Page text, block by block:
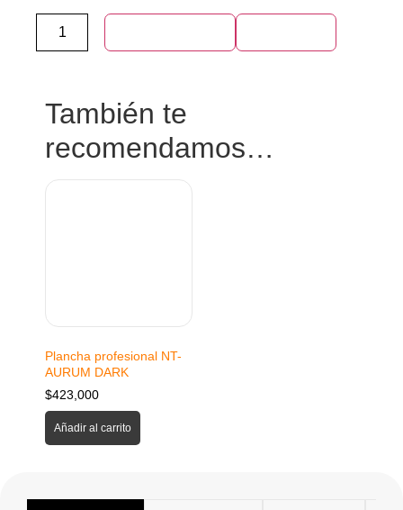
También te
recomendamos…
Plancha profesional NT-
AURUM DARK
$423,000
Añadir al carrito